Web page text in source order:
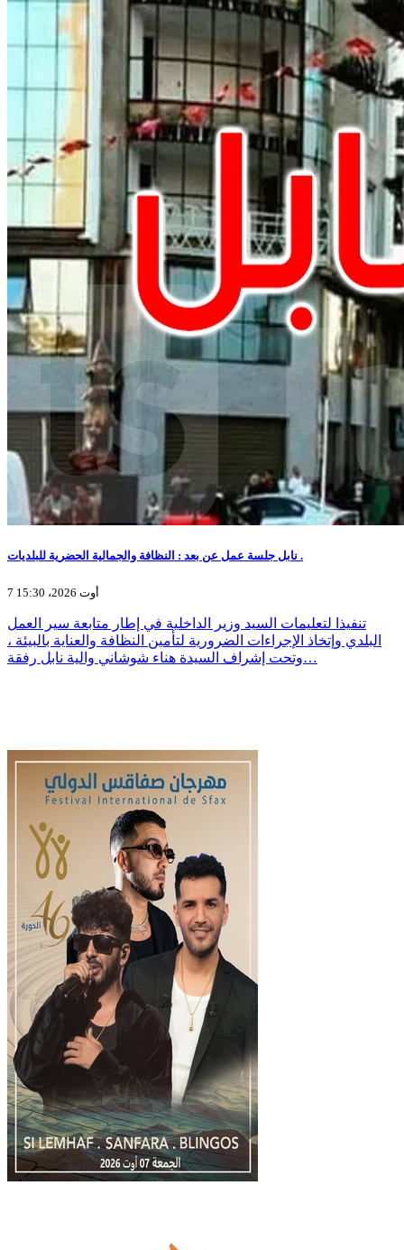
نابل جلسة عمل عن بعد : النظافة والجمالية الحضرية للبلديات .
7 أوت 2026، 15:30
تنفيذا لتعليمات السيد وزير الداخلية في إطار متابعة سير العمل
البلدي وإتخاذ الإجراءات الضرورية لتأمين النظافة والعناية بالبيئة ،
وتحت إشراف السيدة هناء شوشاني والية نابل رفقة…